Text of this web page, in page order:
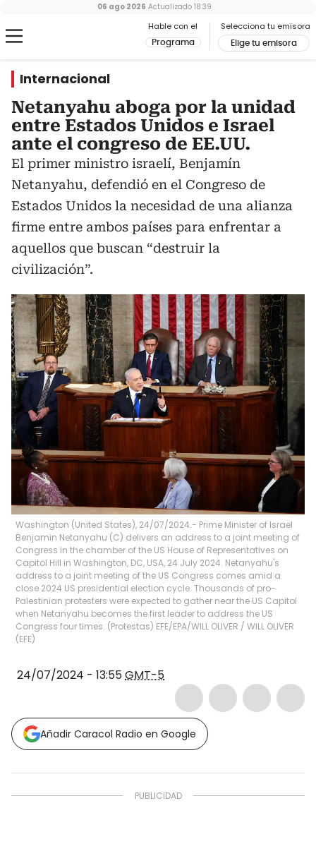
Hable con el
Programa
Selecciona tu emisora
Elige tu emisora
06 ago 2026 Actualizado 18:39
Internacional
Netanyahu aboga por la unidad
entre Estados Unidos e Israel
ante el congreso de EE.UU.
El primer ministro israelí, Benjamín
Netanyahu, defendió en el Congreso de
Estados Unidos la necesidad de una alianza
firme entre ambos países para enfrentar a
aquellos que buscan “destruir la
civilización”.
Washington (United States), 24/07/2024.- Prime Minister of Israel
Benjamin Netanyahu (C) delivers an address to a joint meeting of
Congress in the chamber of the US House of Representatives on
Capitol Hill in Washington, DC, USA, 24 July 2024. Netanyahu's
address to a joint meeting of the US Congress comes amid a
close 2024 US presidential election cycle. Thousands of pro-
Palestinian protesters were expected to gather near the US Capitol
when Netanyahu becomes the first leader to address the US
Congress four times. (Protestas) EFE/EPA/WILL OLIVER / WILL OLIVER
(EFE)
24/07/2024 - 13:55GMT-5
Añadir Caracol Radio en Google